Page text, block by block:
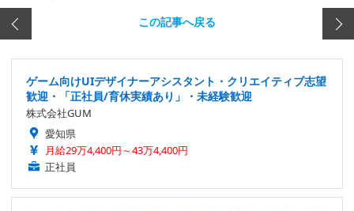
この記事へ戻る
ゲーム向けUIデザイナーアシスタント・クリエイティブ志望
歓迎・「正社員/育休実績あり」・未経験歓迎
株式会社GUM
愛知県
月給29万4,400円～43万4,400円
正社員